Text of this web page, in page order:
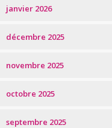
janvier 2026
décembre 2025
novembre 2025
octobre 2025
septembre 2025